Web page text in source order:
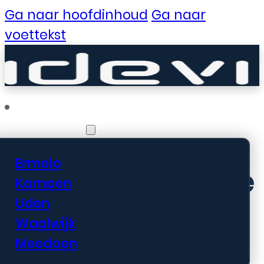
Ga naar hoofdinhoud Ga naar
voettekst
Ermelo
Kampen
Uden
Waalwijk
Meedoen
Er zijn geweldige
dingen in het
verschiet